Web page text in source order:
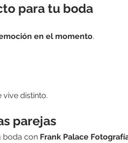
para tu boda
en el momento.
vive distinto.
parejas
boda con Frank Palace